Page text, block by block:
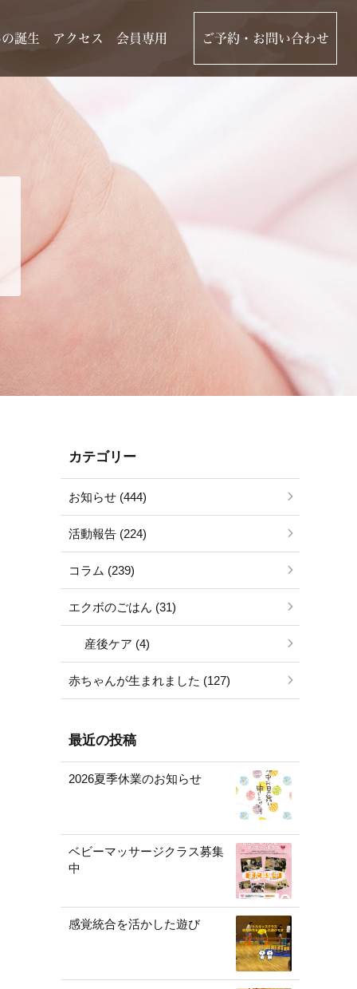
誕生 アクセス 会員専用 ご予約・お問い合わせ
カテゴリー
お知らせ (444)
活動報告 (224)
コラム (239)
エクボのごはん (31)
産後ケア (4)
赤ちゃんが生まれました (127)
最近の投稿
2026夏季休業のお知らせ
ベビーマッサージクラス募集
中
感覚統合を活かした遊び